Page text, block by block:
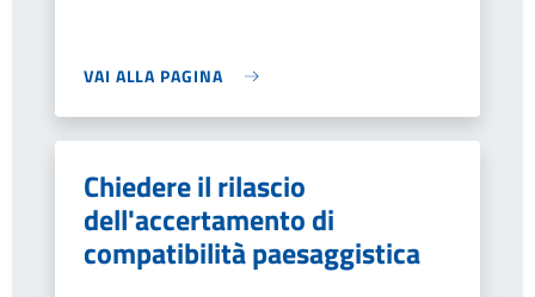
VAI ALLA PAGINA
Chiedere il rilascio
dell'accertamento di
compatibilità paesaggistica